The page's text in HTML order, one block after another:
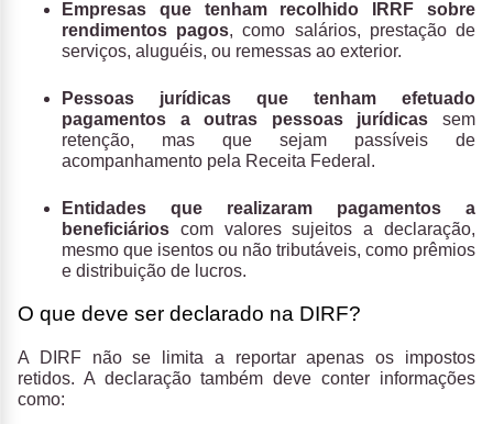
Empresas que tenham recolhido IRRF sobre
rendimentos pagos, como salários, prestação de
serviços, aluguéis, ou remessas ao exterior.
Pessoas jurídicas que tenham efetuado
pagamentos a outras pessoas jurídicas sem
retenção, mas que sejam passíveis de
acompanhamento pela Receita Federal.
Entidades que realizaram pagamentos a
beneficiários com valores sujeitos a declaração,
mesmo que isentos ou não tributáveis, como prêmios
e distribuição de lucros.
O que deve ser declarado na DIRF?
A DIRF não se limita a reportar apenas os impostos
retidos. A declaração também deve conter informações
como: